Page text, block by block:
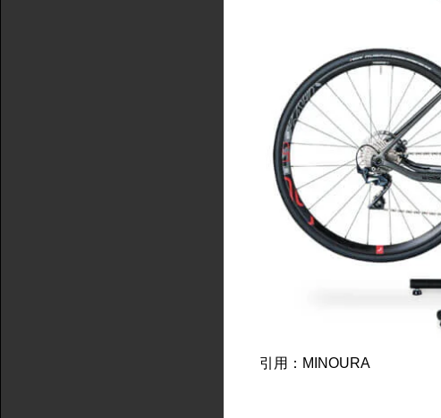
引用：MINOURA